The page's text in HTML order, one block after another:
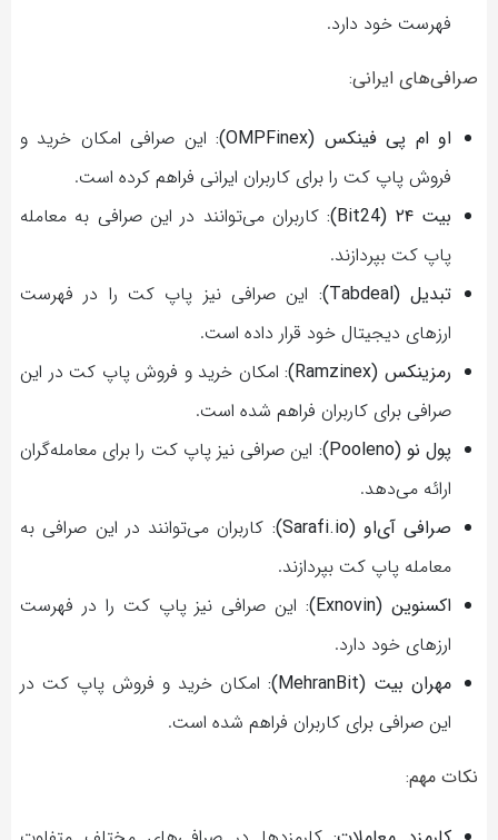
فهرست خود دارد.
صرافی‌های ایرانی:
او ام پی فینکس (OMPFinex):
این صرافی امکان خرید و
فروش پاپ کت را برای کاربران ایرانی فراهم کرده است.
بیت ۲۴ (Bit24):
کاربران می‌توانند در این صرافی به معامله
پاپ کت بپردازند.
تبدیل (Tabdeal):
این صرافی نیز پاپ کت را در فهرست
ارزهای دیجیتال خود قرار داده است.
رمزینکس (Ramzinex):
امکان خرید و فروش پاپ کت در این
صرافی برای کاربران فراهم شده است.
پول نو (Pooleno):
این صرافی نیز پاپ کت را برای معامله‌گران
ارائه می‌دهد.
صرافی آی‌او (Sarafi.io):
کاربران می‌توانند در این صرافی به
معامله پاپ کت بپردازند.
اکسنوین (Exnovin):
این صرافی نیز پاپ کت را در فهرست
ارزهای خود دارد.
مهران بیت (MehranBit):
امکان خرید و فروش پاپ کت در
این صرافی برای کاربران فراهم شده است.
نکات مهم: